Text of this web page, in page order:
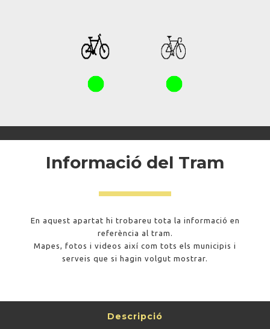
Informació del Tram
En aquest apartat hi trobareu tota la informació en
referència al tram.
Mapes, fotos i videos així com tots els municipis i
serveis que si hagin volgut mostrar.
Descripció